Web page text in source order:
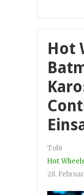
Hot
Tobi
Hot
28.